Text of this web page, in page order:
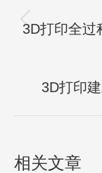
章
3D打印全过
3D打印
相关文章